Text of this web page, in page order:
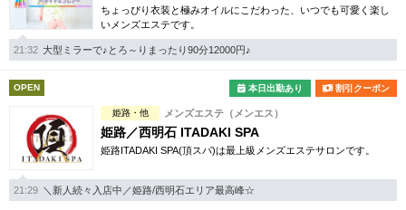
日本人スタッフのみ 女性スタッフのみ
スタッフ指名可 Ｗセラピスト
駅から徒歩5分以内
こだわり条件を変更
閉じる
ちょっぴり衣装と極みオイルにこだわった、いつでも可愛く楽し
いメンズエステです。
21:32 大型ミラーで♪とろ～りまったり90分12000円♪
OPEN 本日出勤あり 割引クーポン
姫路・他 メンズエステ（メンエス）
姫路／西明石 ITADAKI SPA
姫路ITADAKI SPA(頂スパ)は最上級メンズエステサロンです。
21:29 ＼新人続々入店中／姫路/西明石エリア最高峰☆